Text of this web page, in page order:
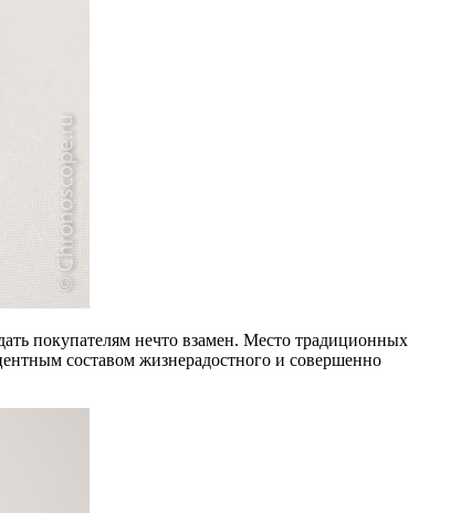
покупателям нечто взамен. Место традиционных
составом жизнерадостного и совершенно